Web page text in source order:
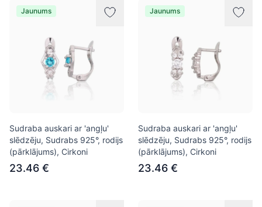
Jaunums
Sudraba auskari ar 'angļu'
slēdzēju, Sudrabs 925°, rodijs
(pārklājums), Cirkoni
23.46 €
Jaunums
Sudraba auskari ar 'angļu'
slēdzēju, Sudrabs 925°, rodijs
(pārklājums), Cirkoni
23.46 €